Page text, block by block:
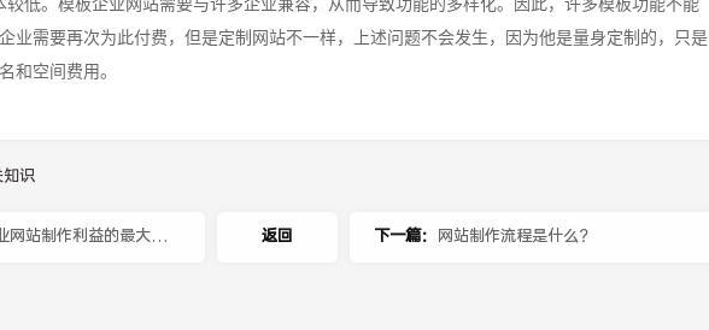
较低。模板企业网站需要与许多企业兼容，从而导致功能的多样化。因此，许多模板功能不能
业需要再次为此付费，但是定制网站不一样，上述问题不会发生，因为他是量身定制的，只是
和空间费用。
知识
网站制作利益的最大 下一篇： 网站制作流程是什么？
返回